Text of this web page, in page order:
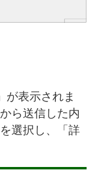
が表示されま
ら送信した内
選択し、「詳